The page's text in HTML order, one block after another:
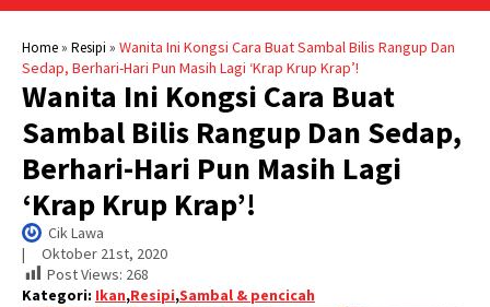
Home» Resipi » Wanita Ini Kongsi Cara Buat Sambal Bilis Rangup Dan
Sedap, Berhari-Hari Pun Masih Lagi ‘Krap Krup Krap’!
Wanita Ini Kongsi Cara Buat
Sambal Bilis Rangup Dan Sedap,
Berhari-Hari Pun Masih Lagi
‘Krap Krup Krap’!
Cik Lawa
| Oktober 21st, 2020
Post Views: 268
Kategori: Ikan,Resipi,Sambal & pencicah